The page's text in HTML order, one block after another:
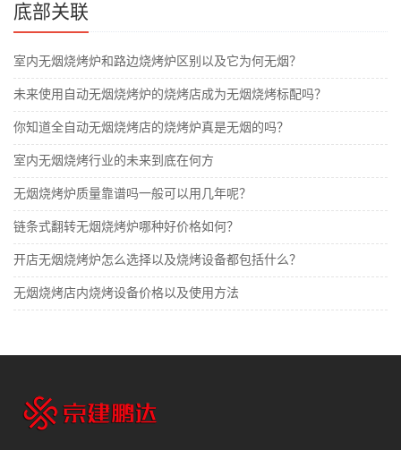
底部关联
室内无烟烧烤炉和路边烧烤炉区别以及它为何无烟？
未来使用自动无烟烧烤炉的烧烤店成为无烟烧烤标配吗？
你知道全自动无烟烧烤店的烧烤炉真是无烟的吗？
​室内无烟烧烤行业的未来到底在何方
无烟烧烤炉质量靠谱吗一般可以用几年呢？
​链条式翻转无烟烧烤炉哪种好价格如何？
开店无烟烧烤炉怎么选择以及烧烤设备都包括什么？
无烟烧烤店内烧烤设备价格以及使用方法